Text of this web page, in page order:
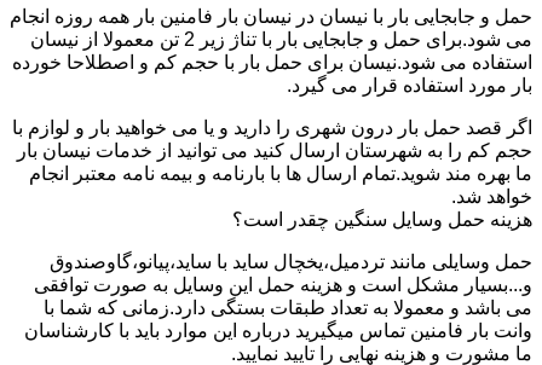
حمل و جابجایی بار با نیسان در نیسان بار فامنین بار همه روزه انجام
می شود.برای حمل و جابجایی بار با تناژ زیر 2 تن معمولا از نیسان
استفاده می شود.نیسان برای حمل بار با حجم کم و اصطلاحا خورده
بار مورد استفاده قرار می گیرد.
اگر قصد حمل بار درون شهری را دارید و یا می خواهید بار و لوازم با
حجم کم را به شهرستان ارسال کنید می توانید از خدمات نیسان بار
ما بهره مند شوید.تمام ارسال ها با بارنامه و بیمه نامه معتبر انجام
خواهد شد.
هزینه حمل وسایل سنگین چقدر است؟
حمل وسایلی مانند تردمیل،یخچال ساید با ساید،پیانو،گاوصندوق
و...بسیار مشکل است و هزینه حمل این وسایل به صورت توافقی
می باشد و معمولا به تعداد طبقات بستگی دارد.زمانی که شما با
وانت بار فامنین تماس میگیرید درباره این موارد باید با کارشناسان
ما مشورت و هزینه نهایی را تایید نمایید.